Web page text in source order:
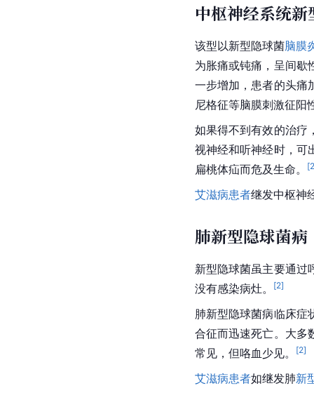
中枢神经系统
该型以新型隐球菌脑膜
为胀痛或钝痛，呈间歇
一步增加，患者的头痛
尼格征等脑膜刺激征阳
如果得不到有效的治疗
视神经和听神经时，可
扁桃体疝而危及生命。
[
艾滋病患者继发中枢神
肺新型隐球菌病
新型隐球菌虽主要通过
没有感染病灶。
[2]
肺新型隐球菌病临床症
合征而迅速死亡。大多
常见，但咯血少见。
[2]
艾滋病患者如继发肺新